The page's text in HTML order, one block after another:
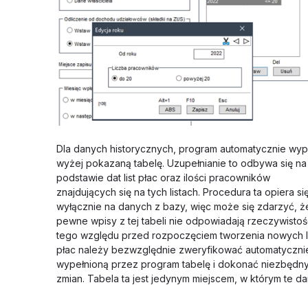
Dla danych historycznych, program automatycznie
wyżej pokazaną tabelę. Uzupełnianie to odbywa się na
podstawie dat list płac oraz ilości pracowników
znajdujących się na tych listach. Procedura ta opiera
wyłącznie na danych z bazy, więc może się zdarzyć,
pewne wpisy z tej tabeli nie odpowiadają
tego względu przed rozpoczęciem tworzenia nowych
płac należy bezwzględnie zweryfikować
wypełnioną przez program tabelę i dokonać
zmian. Tabela ta jest jedynym miejscem, w którym te